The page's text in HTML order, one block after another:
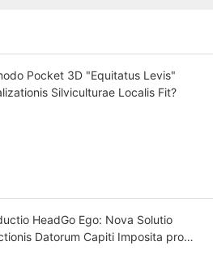
Pocket 3D "Equitatus Levis"
Silviculturae Localis Fit?
HeadGo Ego: Nova Solutio
Datorum Capiti Imposita pro